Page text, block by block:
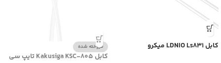
کابل LDNIO Ls831 میکرو فروخته شده
کابل Kakusiga KSC-805 تایپ سی